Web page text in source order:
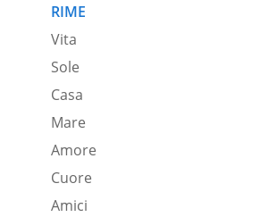
RIME
Vita
Sole
Casa
Mare
Amore
Cuore
Amici